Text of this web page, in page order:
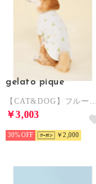
gelato pique
￥3,003
30% ￥2,000